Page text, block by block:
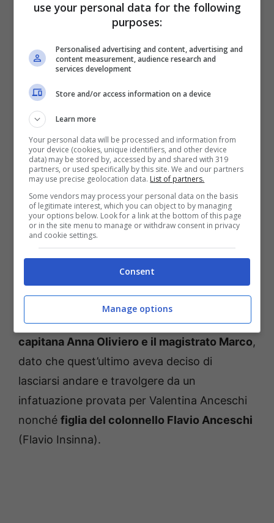
Raoul Bova, quindi, sarà presente anche
durante la quattordicesima stagione di Don
Matteo, mentre non è ben chiaro Terence Hill
tornerà di nuovo aperte sul set e salutare così
definitivamente i fan che negli anni l’hanno
sempre sostenuto.
Anna e Marco lasciano la
A tenere con il fiato sospeso i fan è stato
anche il racconto della storia d’amore tra la
capitana Anna Oliviero e il magistrato Marco,
dato che quest’ultimo aveva deciso di
lasciarsi andare e travolgere da un
infatuazione provata per Valentina Anceschi
nonché figlia del colonnello Flavio Anceschi
(Flavio Insinna).
use your personal data for the following
purposes:
Personalised advertising and content, advertising and
content measurement, audience research and
services development
Store and/or access information on a device
Learn more
Your personal data will be processed and information from
your device (cookies, unique identifiers, and other device
data) may be stored by, accessed by and shared with 319
partners, or used specifically by this site. We and our partners
may use precise geolocation data. List of partners.
Some vendors may process your personal data on the basis
of legitimate interest, which you can object to by managing
your options below. Look for a link at the bottom of this page
or in the site menu to manage or withdraw consent in privacy
and cookie settings.
Consent
Manage options